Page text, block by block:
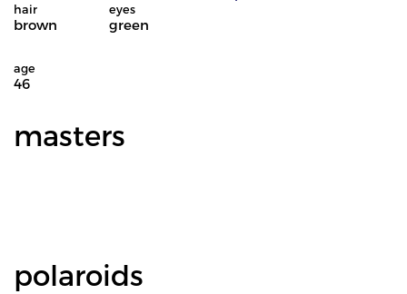
hair
brown
eyes
green
age
46
masters
polaroids